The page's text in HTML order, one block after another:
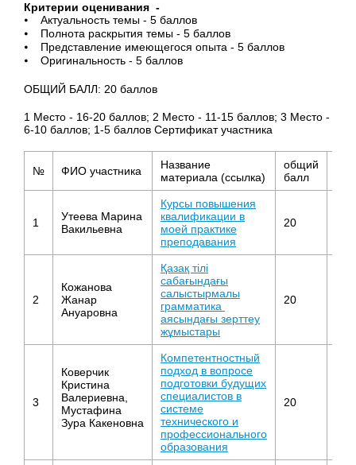
Критерии оценивания -
⦁ Актуальность темы - 5 баллов
⦁ Полнота раскрытия темы - 5 баллов
⦁ Представление имеющегося опыта - 5 баллов
⦁ Оригинальность - 5 баллов
ОБЩИЙ БАЛЛ: 20 баллов
1 Место - 16-20 баллов; 2 Место - 11-15 баллов; 3 Место -
6-10 баллов; 1-5 баллов Сертификат участника
№ ФИО участника
Название
материала (ссылка)
общий
балл
1
Утеева Марина
Вакильевна
Курсы повышения
квалификации в
моей практике
преподавания
20
2
Кожанова
Жанар
Ануаровна
Қазақ тілі
сабағындағы
салыстырмалы
грамматика
аясындағы зерттеу
жұмыстары
20
3
Коверчик
Кристина
Валериевна,
Мустафина
Зура Какеновна
Компетентностный
подход в вопросе
подготовки будущих
специалистов в
системе
технического и
профессионального
образования
20